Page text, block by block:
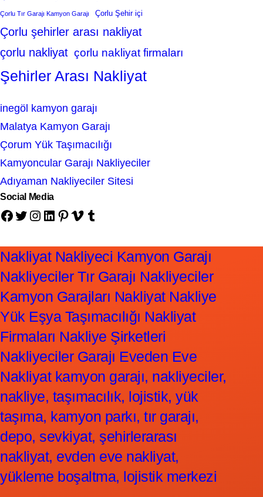
Çorlu Tır Garajı Kamyon Garajı Çorlu Şehir içi
Çorlu şehirler arası nakliyat
çorlu nakliyat çorlu nakliyat firmaları
Şehirler Arası Nakliyat
inegöl kamyon garajı
Malatya Kamyon Garajı
Çorum Yük Taşımacılığı
Kamyoncular Garajı Nakliyeciler
Adıyaman Nakliyeciler Sitesi
Social Media
Facebook Twitter Instagram LinkedIn Pinterest Vimeo Tumblr
Nakliyat Nakliyeci Kamyon Garajı
Nakliyeciler Tır Garajı Nakliyeciler
Kamyon Garajları Nakliyat Nakliye
Yük Eşya Taşımacılığı Nakliyat
Firmaları Nakliye Şirketleri
Nakliyeciler Garajı Eveden Eve
Nakliyat kamyon garajı, nakliyeciler,
nakliye, taşımacılık, lojistik, yük
taşıma, kamyon parkı, tır garajı,
depo, sevkiyat, şehirlerarası
nakliyat, evden eve nakliyat,
yükleme boşaltma, lojistik merkezi